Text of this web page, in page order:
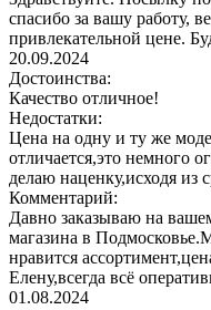
спасибо за вашу работу,
привлекательной цене.
20.09.2024
Достоинства:
Качество отличное!
Недостатки:
Цена на одну и ту же
отличается,это немного
делаю наценку,исходя из
Комментарий:
Давно заказываю на
магазина в
нравится
Елену,всегда всё
01.08.2024